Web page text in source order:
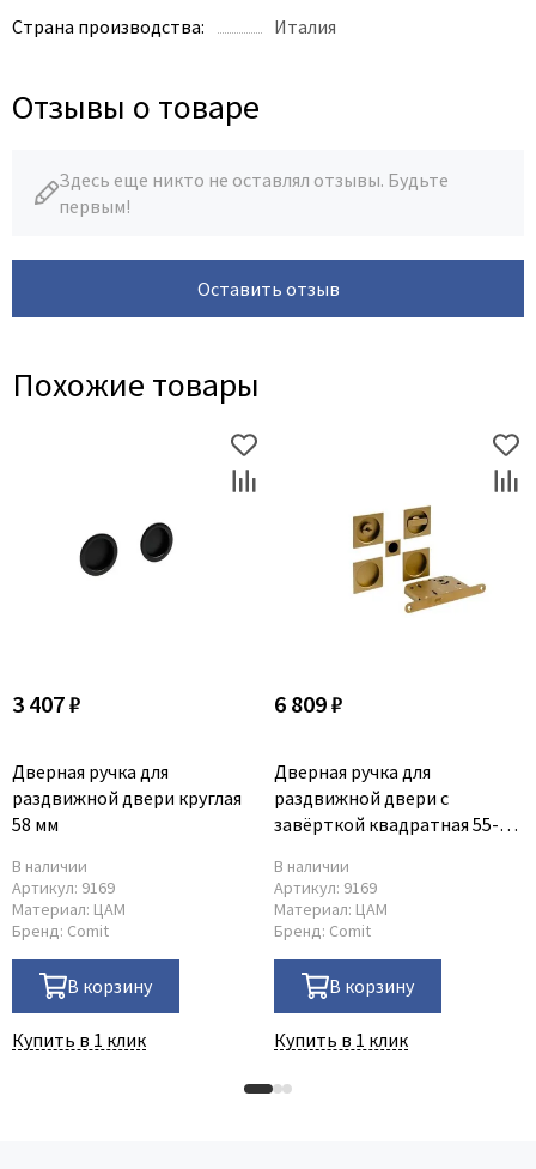
Protector
STR
Uberture
Zadoor
Страна производства:
Италия
Отзывы о товаре
Здесь еще никто не оставлял отзывы. Будьте
первым!
Оставить отзыв
Похожие товары
3 407 ₽
Дверная ручка для
раздвижной двери круглая
58 мм
В наличии
Артикул: 9169
Материал: ЦАМ
Бренд: Comit
В корзину
Купить в 1 клик
6 809 ₽
Дверная ручка для
раздвижной двери с
завёрткой квадратная 55-55
В наличии
Артикул: 9169
Материал: ЦАМ
Бренд: Comit
В корзину
Купить в 1 клик